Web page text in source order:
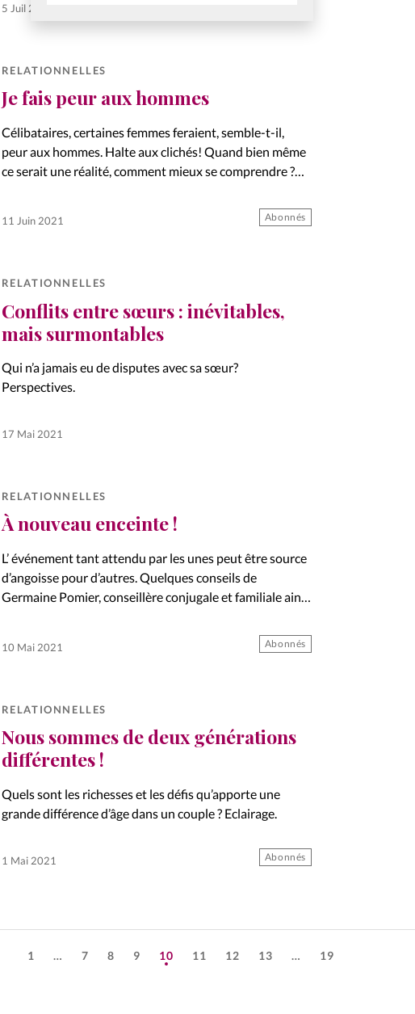
5 Juil 2021
RELATIONNELLES
Je fais peur aux hommes
Célibataires, certaines femmes feraient, semble-t-il,
peur aux hommes. Halte aux clichés! Quand bien même
ce serait une réalité, comment mieux se comprendre ?
11 Juin 2021 Abonnés
RELATIONNELLES
Conflits entre sœurs : inévitables,
mais surmontables
Qui n’a jamais eu de disputes avec sa sœur?
Perspectives.
17 Mai 2021
RELATIONNELLES
À nouveau enceinte !
L’ événement tant attendu par les unes peut être source
d’angoisse pour d’autres. Quelques conseils de
Germaine Pomier, conseillère conjugale et familiale ainsi
10 Mai 2021 Abonnés
RELATIONNELLES
Nous sommes de deux générations
différentes !
Quels sont les richesses et les défis qu’apporte une
grande différence d’âge dans un couple ? Eclairage.
1 Mai 2021 Abonnés
1 … 7 8 9 10 11 12 13 … 19